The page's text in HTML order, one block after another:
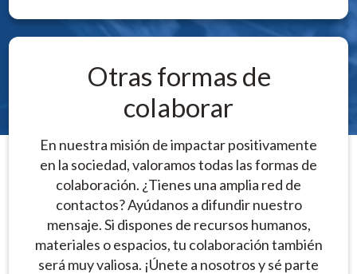
Otras formas de
colaborar
En nuestra misión de impactar positivamente
en la sociedad, valoramos todas las formas de
colaboración. ¿Tienes una amplia red de
contactos? Ayúdanos a difundir nuestro
mensaje. Si dispones de recursos humanos,
materiales o espacios, tu colaboración también
será muy valiosa. ¡Únete a nosotros y sé parte